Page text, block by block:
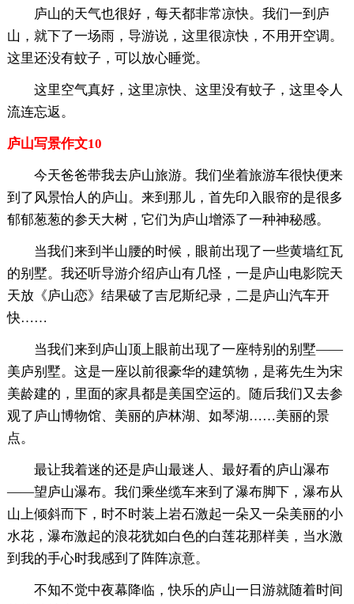
庐山的天气也很好，每天都非常凉快。我们一到庐
山，就下了一场雨，导游说，这里很凉快，不用开空调。
这里还没有蚊子，可以放心睡觉。
这里空气真好，这里凉快、这里没有蚊子，这里令人
流连忘返。
庐山写景作文10
今天爸爸带我去庐山旅游。我们坐着旅游车很快便来
到了风景怡人的庐山。来到那儿，首先印入眼帘的是很多
郁郁葱葱的参天大树，它们为庐山增添了一种神秘感。
当我们来到半山腰的时候，眼前出现了一些黄墙红瓦
的别墅。我还听导游介绍庐山有几怪，一是庐山电影院天
天放《庐山恋》结果破了吉尼斯纪录，二是庐山汽车开
快……
当我们来到庐山顶上眼前出现了一座特别的别墅——
美庐别墅。这是一座以前很豪华的建筑物，是蒋先生为宋
美龄建的，里面的家具都是美国空运的。随后我们又去参
观了庐山博物馆、美丽的庐林湖、如琴湖……美丽的景
点。
最让我着迷的还是庐山最迷人、最好看的庐山瀑布
——望庐山瀑布。我们乘坐缆车来到了瀑布脚下，瀑布从
山上倾斜而下，时不时装上岩石激起一朵又一朵美丽的小
水花，瀑布激起的浪花犹如白色的白莲花那样美，当水激
到我的手心时我感到了阵阵凉意。
不知不觉中夜幕降临，快乐的庐山一日游就随着时间